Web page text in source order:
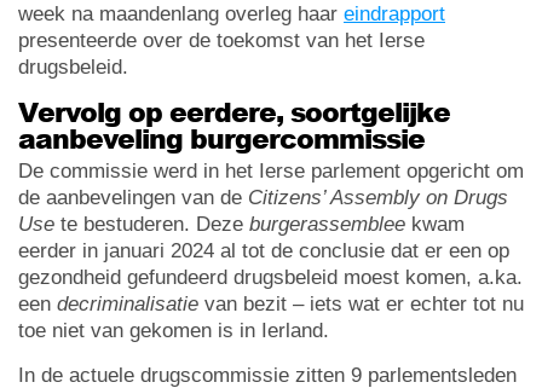
week na maandenlang overleg haar eindrapport
presenteerde over de toekomst van het Ierse
drugsbeleid.
Vervolg op eerdere, soortgelijke
aanbeveling burgercommissie
De commissie werd in het Ierse parlement opgericht om
de aanbevelingen van de Citizens’ Assembly on Drugs
Use te bestuderen. Deze burgerassemblee kwam
eerder in januari 2024 al tot de conclusie dat er een op
gezondheid gefundeerd drugsbeleid moest komen, a.ka.
een decriminalisatie van bezit – iets wat er echter tot nu
toe niet van gekomen is in Ierland.
In de actuele drugscommissie zitten 9 parlementsleden